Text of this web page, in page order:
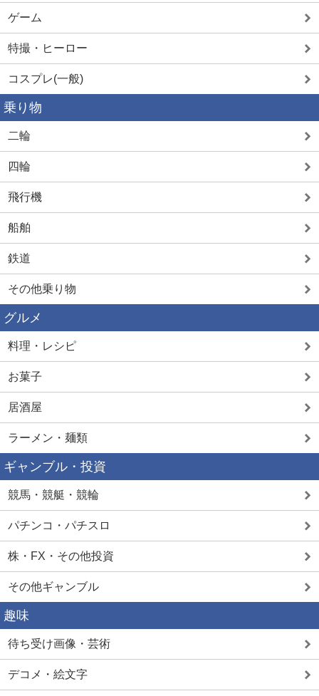
ゲーム
特撮・ヒーロー
コスプレ(一般)
乗り物
二輪
四輪
飛行機
船舶
鉄道
その他乗り物
グルメ
料理・レシピ
お菓子
居酒屋
ラーメン・麺類
ギャンブル・投資
競馬・競艇・競輪
パチンコ・パチスロ
株・FX・その他投資
その他ギャンブル
趣味
待ち受け画像・芸術
デコメ・絵文字